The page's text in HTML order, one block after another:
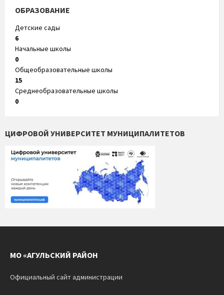
ОБРАЗОВАНИЕ
Детские сады
6
Начальные школы
0
Общеобразовательные школы
15
Среднеобразовательные школы
0
ЦИФРОВОЙ УНИВЕРСИТЕТ МУНИЦИПАЛИТЕТОВ
МО «АГУЛЬСКИЙ РАЙОН
Официальный сайт администрации